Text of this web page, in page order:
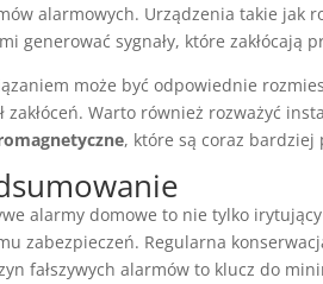
alarmowych. Urządzenia takie jak
generować sygnały, które zakłócają
może być odpowiednie
zakłóceń. Warto również rozważyć
, które są coraz
alarmy domowe to nie tylko
zabezpieczeń. Regularna
fałszywych alarmów to klucz do